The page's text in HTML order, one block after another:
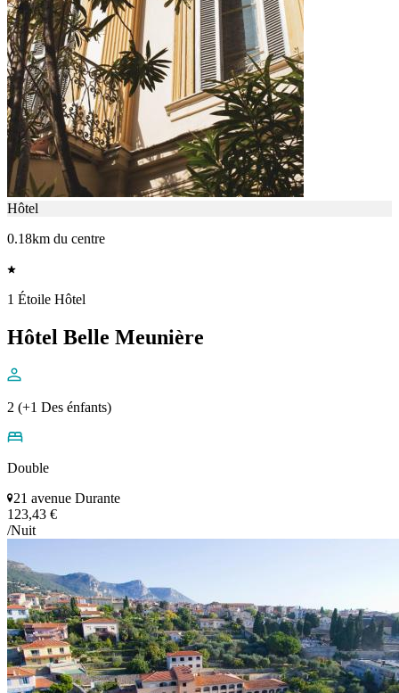
Hôtel
0.18km du centre
1 Étoile Hôtel
Hôtel Belle Meunière
2 (+1 Des énfants)
Double
21 avenue Durante
123,43 €
/Nuit